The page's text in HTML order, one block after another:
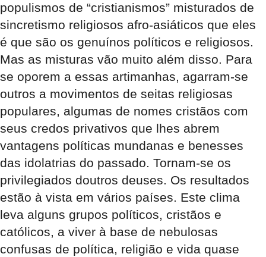
populismos de “cristianismos” misturados de
sincretismo religiosos afro-asiáticos que eles
é que são os genuínos políticos e religiosos.
Mas as misturas vão muito além disso. Para
se oporem a essas artimanhas, agarram-se
outros a movimentos de seitas religiosas
populares, algumas de nomes cristãos com
seus credos privativos que lhes abrem
vantagens políticas mundanas e benesses
das idolatrias do passado. Tornam-se os
privilegiados doutros deuses. Os resultados
estão à vista em vários países. Este clima
leva alguns grupos políticos, cristãos e
católicos, a viver à base de nebulosas
confusas de política, religião e vida quase